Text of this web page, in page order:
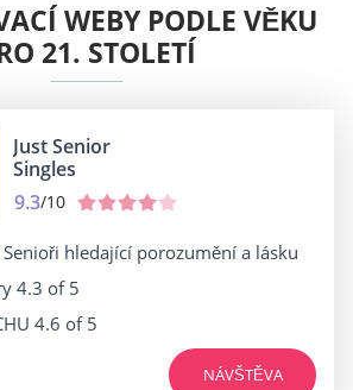
WEBY PODLE VĚKU
21. STOLETÍ
Just Senior
Singles
9.3/10
Senioři hledající porozumění a lásku
4.3 of 5
4.6 of 5
NÁVŠTĚVA